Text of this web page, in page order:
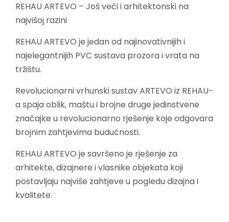
REHAU ARTEVO – Još veći i arhitektonski na
najvišoj razini
REHAU ARTEVO je jedan od najinovativnijih i
najelegantnijih PVC sustava prozora i vrata na
tržištu.
Revolucionarni vrhunski sustav ARTEVO iz REHAU-
a spaja oblik, maštu i brojne druge jedinstvene
značajke u revolucionarno rješenje koje odgovara
brojnim zahtjevima budućnosti.
REHAU ARTEVO je savršeno je rješenje za
arhitekte, dizajnere i vlasnike objekata koji
postavljaju najviše zahtjeve u pogledu dizajna i
kvalitete.